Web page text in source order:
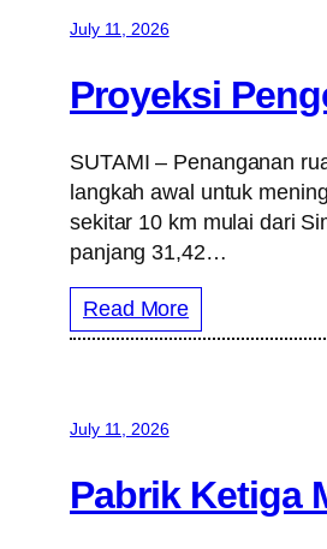
July 11, 2026
Proyeksi
SUTAMI – Penanganan
langkah awal untuk
sekitar 10 km mulai dari
panjang 31,42…
Read More
July 11, 2026
Pabrik Ketiga